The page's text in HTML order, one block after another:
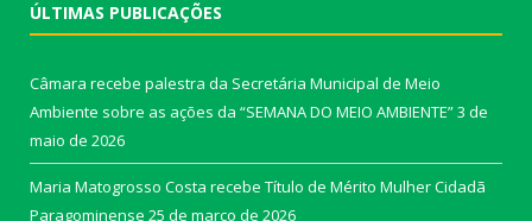
ÚLTIMAS PUBLICAÇÕES
Câmara recebe palestra da Secretária Municipal de Meio
Ambiente sobre as ações da “SEMANA DO MEIO AMBIENTE”3 de
maio de 2026
Maria Matogrosso Costa recebe Título de Mérito Mulher Cidadã
Paragominense 25 de março de 2026